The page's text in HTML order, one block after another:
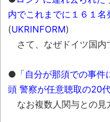
11」「税金で買った
凡庸な悪
ロープと滑車と犬
お前らの身体の
『FF15』が発売
ュアなどが当たる記
内でこれまでに１６１名
(UKRINFORM)
さて、なぜドイツ国内
● 「自分が那須での事
頭 警察が任意聴取の20
なお複数人関与との見